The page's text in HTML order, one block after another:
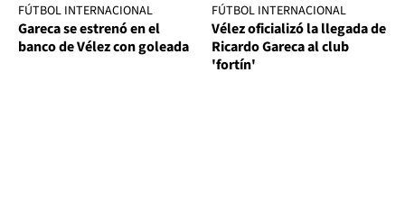
FÚTBOL INTERNACIONAL
Gareca se estrenó en el
banco de Vélez con goleada
FÚTBOL INTERNACIONAL
Vélez oficializó la llegada de
Ricardo Gareca al club
'fortín'